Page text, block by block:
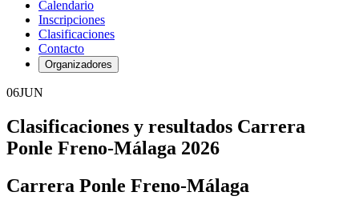
Calendario
Inscripciones
Clasificaciones
Contacto
Organizadores
06JUN
Clasificaciones y resultados Carrera
Ponle Freno-Málaga 2026
Carrera Ponle Freno-Málaga